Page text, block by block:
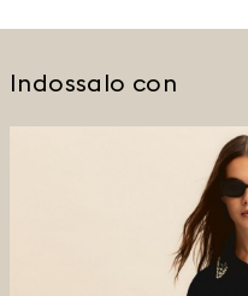
Indossalo con